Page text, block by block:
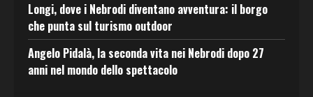
Longi, dove i Nebrodi diventano avventura: il borgo
che punta sul turismo outdoor
Angelo Pidalà, la seconda vita nei Nebrodi dopo 27
anni nel mondo dello spettacolo